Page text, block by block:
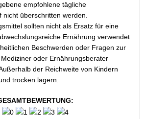
empfohlene tägliche
nicht überschritten werden.
sollten nicht als Ersatz für eine
Ernährung verwendet
Beschwerden oder Fragen zur
oder Ernährungsberater
der Reichweite von Kindern
trocken lagern.